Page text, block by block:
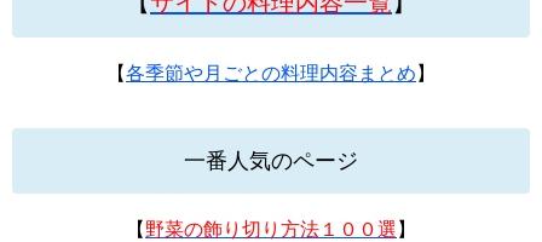
【各季節や月ごとの料理内容まとめ 】
一番人気のページ
【 野菜の飾り切り方法１００選 】